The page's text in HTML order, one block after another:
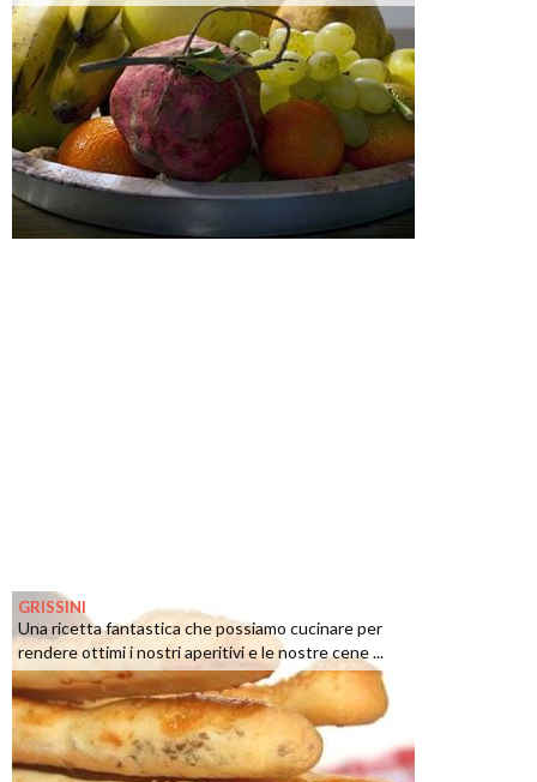
GRISSINI
Una ricetta fantastica che possiamo cucinare per
rendere ottimi i nostri aperitivi e le nostre cene ...